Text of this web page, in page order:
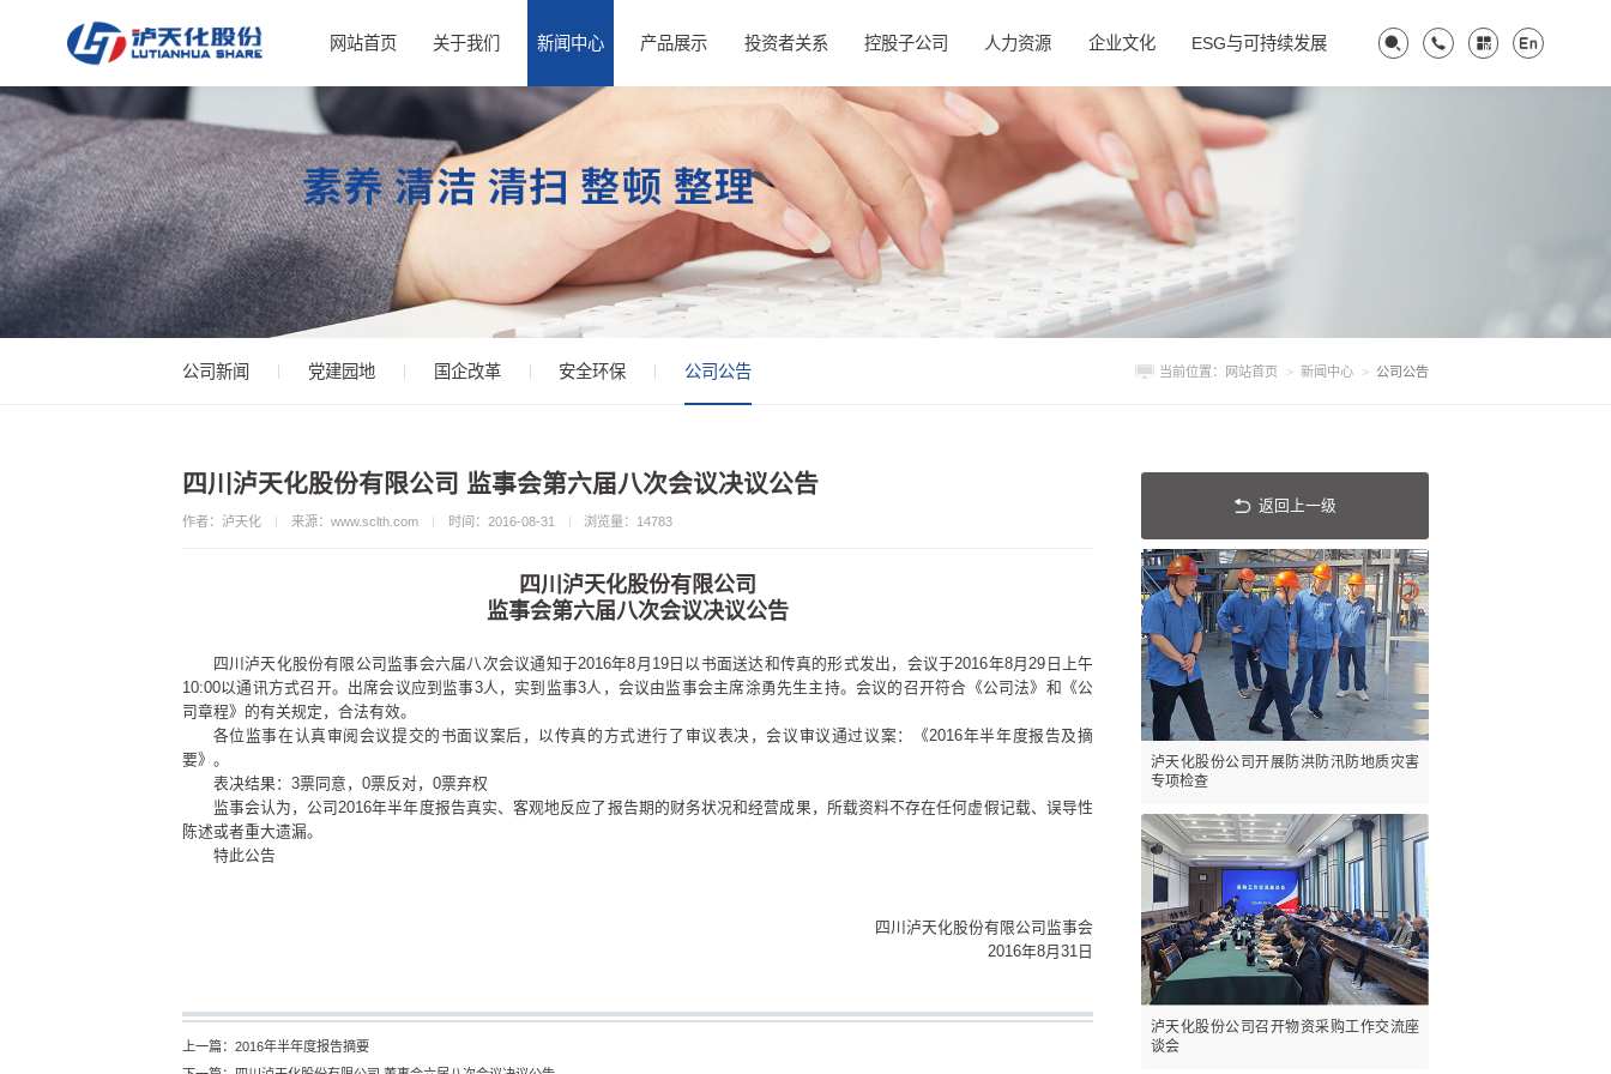
网站首页 关于我们 新闻中心 产品展示 投资者关系 控股子公司 人力资源 企业文化 ESG与可持续发展
公司新闻 党建园地 国企改革 安全环保 公司公告 当前位置： 网站首页 > 新闻中心 > 公司公告
四川泸天化股份有限公司 监事会第六届八次会议决议公告
作者：泸天化 来源：www.sclth.com 时间：2016-08-31 浏览量： 14783
四川泸天化股份有限公司
监事会第六届八次会议决议公告
四川泸天化股份有限公司监事会六届八次会议通知于2016年8月19日以书面送达和传真的形式发出，会议于2016年8月29日上午
10:00以通讯方式召开。出席会议应到监事3人，实到监事3人，会议由监事会主席涂勇先生主持。会议的召开符合《公司法》和《公
司章程》的有关规定，合法有效。
各位监事在认真审阅会议提交的书面议案后，以传真的方式进行了审议表决，会议审议通过议案：《2016年半年度报告及摘
要》。
表决结果：3票同意，0票反对，0票弃权
监事会认为，公司2016年半年度报告真实、客观地反应了报告期的财务状况和经营成果，所载资料不存在任何虚假记载、误导性
陈述或者重大遗漏。
特此公告
四川泸天化股份有限公司监事会
2016年8月31日
上一篇： 2016年半年度报告摘要
返回上一级
泸天化股份公司开展防洪防汛防地质灾害
专项检查
泸天化股份公司召开物资采购工作交流座
谈会